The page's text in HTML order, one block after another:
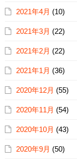
2021年4月 (10)
2021年3月 (22)
2021年2月 (22)
2021年1月 (36)
2020年12月 (55)
2020年11月 (54)
2020年10月 (43)
2020年9月 (50)